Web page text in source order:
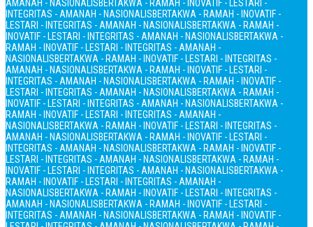
AMANAH - NASIONALISBERTAKWA - RAMAH - INOVATIF - LESTARI -
INTEGRITAS - AMANAH - NASIONALISBERTAKWA - RAMAH - INOVATIF -
LESTARI - INTEGRITAS - AMANAH - NASIONALISBERTAKWA - RAMAH -
INOVATIF - LESTARI - INTEGRITAS - AMANAH - NASIONALISBERTAKWA -
RAMAH - INOVATIF - LESTARI - INTEGRITAS - AMANAH -
NASIONALISBERTAKWA - RAMAH - INOVATIF - LESTARI - INTEGRITAS -
AMANAH - NASIONALISBERTAKWA - RAMAH - INOVATIF - LESTARI -
INTEGRITAS - AMANAH - NASIONALISBERTAKWA - RAMAH - INOVATIF -
LESTARI - INTEGRITAS - AMANAH - NASIONALISBERTAKWA - RAMAH -
INOVATIF - LESTARI - INTEGRITAS - AMANAH - NASIONALISBERTAKWA -
RAMAH - INOVATIF - LESTARI - INTEGRITAS - AMANAH -
NASIONALISBERTAKWA - RAMAH - INOVATIF - LESTARI - INTEGRITAS -
AMANAH - NASIONALISBERTAKWA - RAMAH - INOVATIF - LESTARI -
INTEGRITAS - AMANAH - NASIONALISBERTAKWA - RAMAH - INOVATIF -
LESTARI - INTEGRITAS - AMANAH - NASIONALISBERTAKWA - RAMAH -
INOVATIF - LESTARI - INTEGRITAS - AMANAH - NASIONALISBERTAKWA -
RAMAH - INOVATIF - LESTARI - INTEGRITAS - AMANAH -
NASIONALISBERTAKWA - RAMAH - INOVATIF - LESTARI - INTEGRITAS -
AMANAH - NASIONALISBERTAKWA - RAMAH - INOVATIF - LESTARI -
INTEGRITAS - AMANAH - NASIONALISBERTAKWA - RAMAH - INOVATIF -